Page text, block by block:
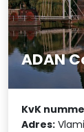
ADAN
KvK
Adres: